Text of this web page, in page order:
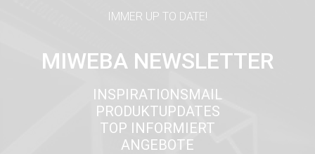
IMMER UP TO DATE!
MIWEBA NEWSLETTER
INSPIRATIONSMAIL
PRODUKTUPDATES
TOP INFORMIERT
ANGEBOTE